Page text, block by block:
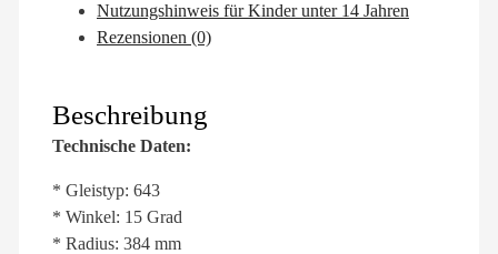
Nutzungshinweis für Kinder unter 14 Jahren
Rezensionen (0)
Beschreibung
Technische Daten:
* Gleistyp: 643
* Winkel: 15 Grad
* Radius: 384 mm